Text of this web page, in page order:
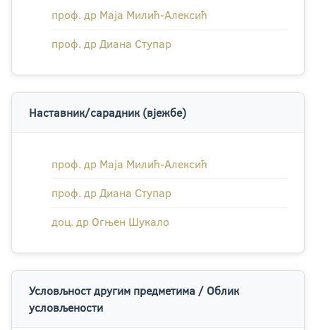
проф. др Маја Милић-Алексић
проф. др Диана Ступар
Наставник/сарадник (вјежбе)
проф. др Маја Милић-Алексић
проф. др Диана Ступар
доц. др Огњен Шукало
Условљност другим предметима / Облик
условљености